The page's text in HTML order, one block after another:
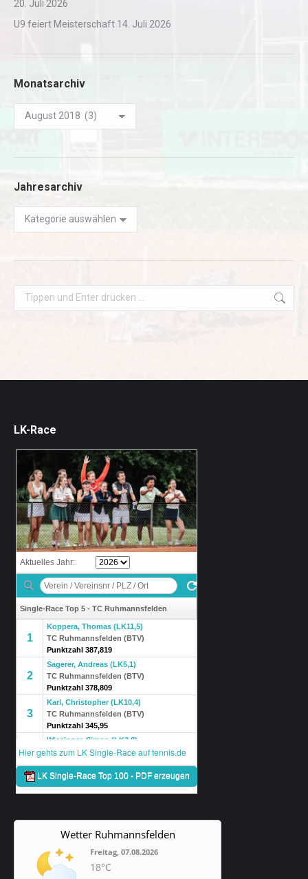
20. Juli 2026
U9 feiert Meisterschaft 14. Juli 2026
Monatsarchiv
Monatsarchiv
Jahresarchiv
Jahresarchiv
Search:
LK-Race
Wetter Ruhmannsfelden
Freitag, 07.08.2026
18°C